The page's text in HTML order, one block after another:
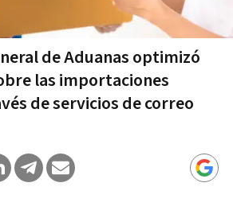
de Aduanas optimizó
las importaciones
de servicios de correo